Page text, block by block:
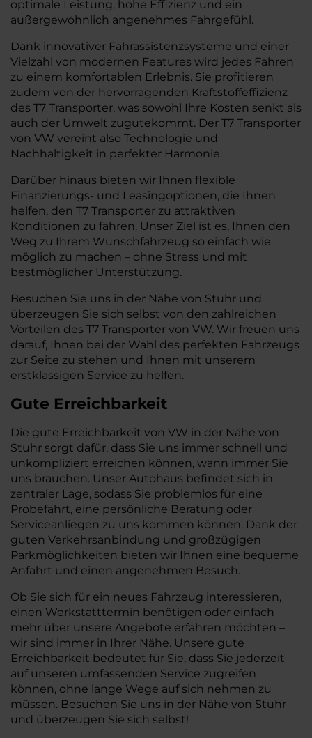
optimale Leistung, hohe Effizienz und ein
außergewöhnlich angenehmes Fahrgefühl.
Dank innovativer Fahrassistenzsysteme und einer
Vielzahl von modernen Features wird jedes Fahren
zu einem komfortablen Erlebnis. Sie profitieren
zudem von der hervorragenden Kraftstoffeffizienz
des T7 Transporter, was sowohl Ihre Kosten senkt als
auch der Umwelt zugutekommt. Der T7 Transporter
von VW vereint also Technologie und
Nachhaltigkeit in perfekter Harmonie.
Darüber hinaus bieten wir Ihnen flexible
Finanzierungs- und Leasingoptionen, die Ihnen
helfen, den T7 Transporter zu attraktiven
Konditionen zu fahren. Unser Ziel ist es, Ihnen den
Weg zu Ihrem Wunschfahrzeug so einfach wie
möglich zu machen – ohne Stress und mit
bestmöglicher Unterstützung.
Besuchen Sie uns in der Nähe von Stuhr und
überzeugen Sie sich selbst von den zahlreichen
Vorteilen des T7 Transporter von VW. Wir freuen uns
darauf, Ihnen bei der Wahl des perfekten Fahrzeugs
zur Seite zu stehen und Ihnen mit unserem
erstklassigen Service zu helfen.
Gute Erreichbarkeit
Die gute Erreichbarkeit von VW in der Nähe von
Stuhr sorgt dafür, dass Sie uns immer schnell und
unkompliziert erreichen können, wann immer Sie
uns brauchen. Unser Autohaus befindet sich in
zentraler Lage, sodass Sie problemlos für eine
Probefahrt, eine persönliche Beratung oder
Serviceanliegen zu uns kommen können. Dank der
guten Verkehrsanbindung und großzügigen
Parkmöglichkeiten bieten wir Ihnen eine bequeme
Anfahrt und einen angenehmen Besuch.
Ob Sie sich für ein neues Fahrzeug interessieren,
einen Werkstatttermin benötigen oder einfach
mehr über unsere Angebote erfahren möchten –
wir sind immer in Ihrer Nähe. Unsere gute
Erreichbarkeit bedeutet für Sie, dass Sie jederzeit
auf unseren umfassenden Service zugreifen
können, ohne lange Wege auf sich nehmen zu
müssen. Besuchen Sie uns in der Nähe von Stuhr
und überzeugen Sie sich selbst!